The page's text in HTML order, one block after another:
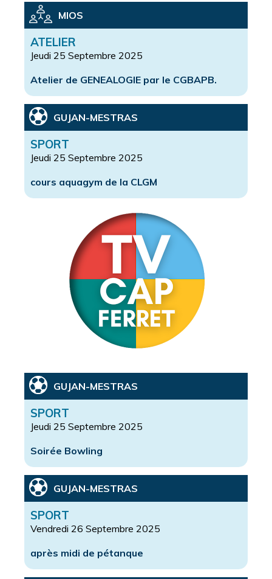
MIOS
ATELIER
Jeudi 25 Septembre 2025
Atelier de GENEALOGIE par le CGBAPB.
GUJAN-MESTRAS
SPORT
Jeudi 25 Septembre 2025
cours aquagym de la CLGM
GUJAN-MESTRAS
SPORT
Jeudi 25 Septembre 2025
Soirée Bowling
GUJAN-MESTRAS
SPORT
Vendredi 26 Septembre 2025
après midi de pétanque